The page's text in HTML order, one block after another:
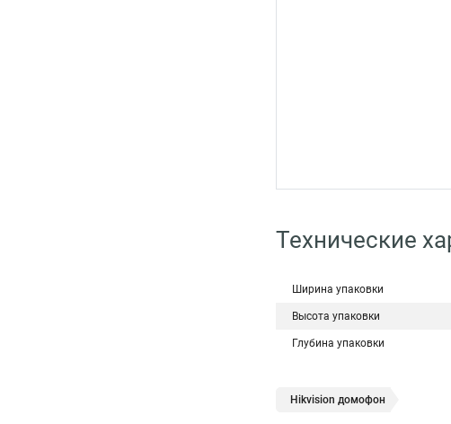
Технические
Ширина упаковки
Высота упаковки
Глубина упаковки
Hikvision домофон